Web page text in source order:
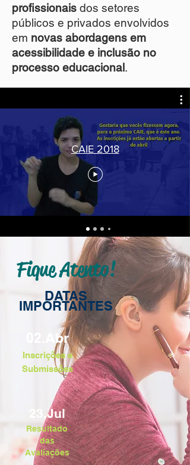
profissionais dos setores
públicos e privados envolvidos
em novas abordagens em
acessibilidade e inclusão no
processo educacional.
CAIE 2018
Fique Atento!
DATAS
IMPORTANTES
02.Abr
Inscrições e
Submissões
23.Jul
Resultado
das
Avaliações